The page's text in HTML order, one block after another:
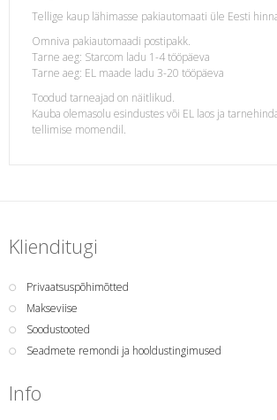
Tellige kaup lähimasse pakiautomaati üle Eesti
Omniva pakiautomaadi postipakk.
Tarne aeg: Starcom ladu 1-4 tööpäeva
Tarne aeg: EL maade ladu 3-20 tööpäeva
Toodud tarneajad on näitlikud.
Kauba olemasolu esindustes või EL laos ja
tellimise momendil.
Klienditugi
Privaatsuspõhimõtted
Makseviise
Soodustooted
Seadmete remondi ja hooldustingimused
Info